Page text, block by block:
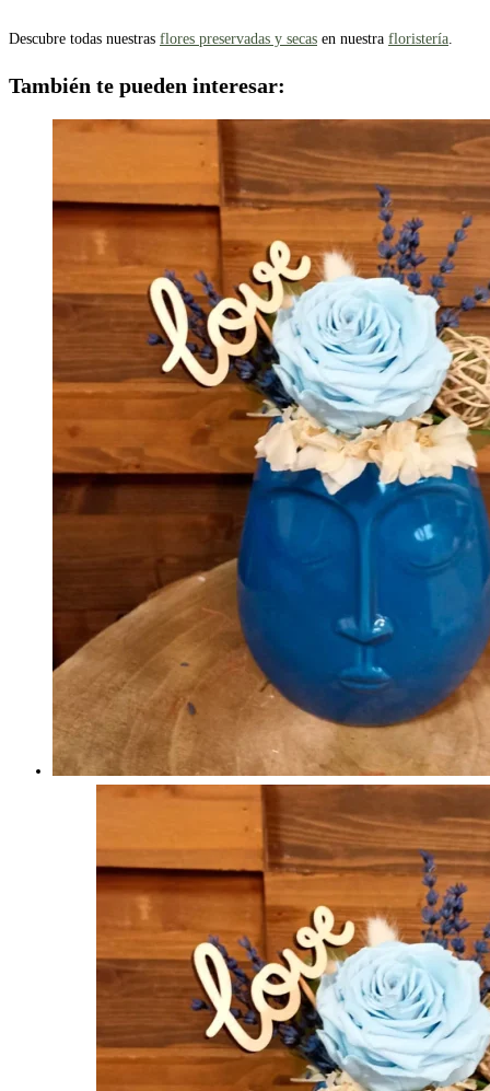
Descubre todas nuestras flores preservadas y secas en nuestra floristería
También te pueden interesar: